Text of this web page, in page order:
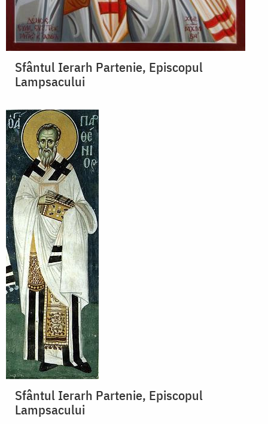
Sfântul Ierarh Partenie, Episcopul
Lampsacului
Sfântul Ierarh Partenie, Episcopul
Lampsacului